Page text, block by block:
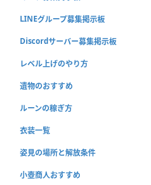
LINEグループ募集掲示板
Discordサーバー募集掲示板
レベル上げのやり方
遺物のおすすめ
ルーンの稼ぎ方
衣装一覧
姿見の場所と解放条件
小壺商人おすすめ